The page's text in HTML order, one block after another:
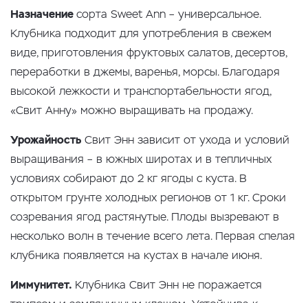
Назначениесорта Sweet Ann – универсальное.
Клубника подходит для употребления в свежем
виде, приготовления фруктовых салатов, десертов,
переработки в джемы, варенья, морсы. Благодаря
высокой лежкости и транспортабельности ягод,
«Свит Анну» можно выращивать на продажу.
Урожайность Свит Энн зависит от ухода и условий
выращивания – в южных широтах и в тепличных
условиях собирают до 2 кг ягоды с куста. В
открытом грунте холодных регионов от 1 кг. Сроки
созревания ягод растянутые. Плоды вызревают в
несколько волн в течение всего лета. Первая спелая
клубника появляется на кустах в начале июня.
Иммунитет. Клубника Свит Энн не поражается